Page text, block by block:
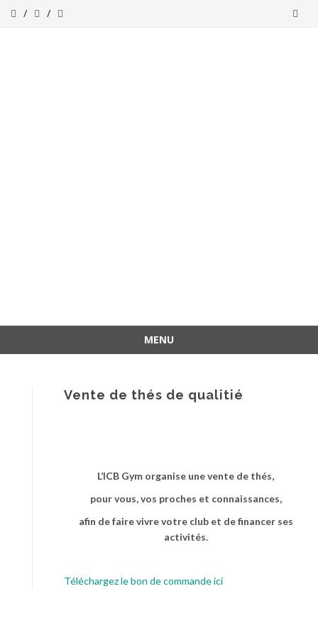
MENU
Vente de thés de qualitié
L’ICB Gym organise une vente de thés,
pour vous, vos proches et connaissances,
afin de faire vivre votre club et de financer ses
activités.
Téléchargez le bon de commande ici